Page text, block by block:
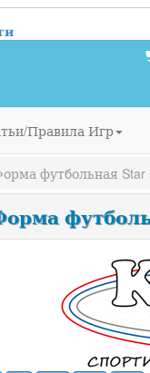
Правила Игр
футбольная Star